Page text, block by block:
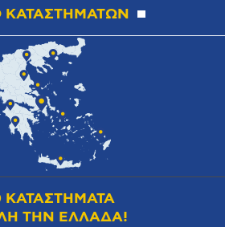
ΚΑΤΑΣΤΗΜΑΤΩΝ
ΚΑΤΑΣΤΗΜΑΤΑ
ΤΗΝ ΕΛΛΑΔΑ!